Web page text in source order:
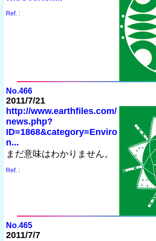
Ref. :
No.466
2011/7/21
http://www.earthfiles.com/
news.php?
ID=1868&category=Enviro
n...
まだ意味はわかりません。
Ref. :
No.465
2011/7/7